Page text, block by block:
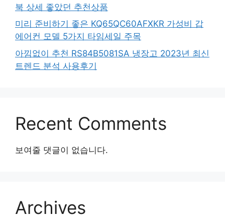
북 상세 좋았던 추천상품
미리 준비하기 좋은 KQ65QC60AFXKR 가성비 갑
에어컨 모델 5가지 타임세일 주목
아낌없이 추천 RS84B5081SA 냉장고 2023년 최신
트렌드 분석 사용후기
Recent Comments
보여줄 댓글이 없습니다.
Archives